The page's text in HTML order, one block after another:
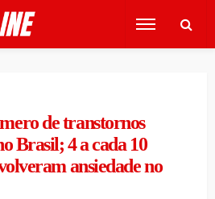
de transtornos
Brasil; 4 a cada 10
ansiedade no